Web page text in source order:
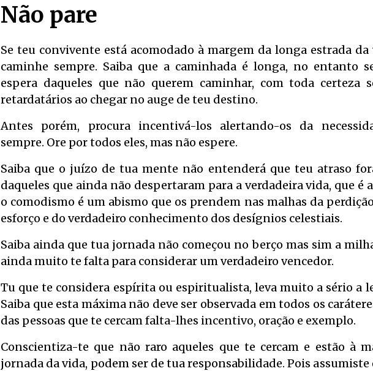
Não pare
Se teu convivente está acomodado à margem da longa estrada da
caminhe sempre. Saiba que a caminhada é longa, no entanto
espera daqueles que não querem caminhar, com toda certeza
retardatários ao chegar no auge de teu destino.
Antes porém, procura incentivá-los alertando-os da
sempre. Ore por todos eles, mas não espere.
Saiba que o juízo de tua mente não entenderá que teu atraso
daqueles que ainda não despertaram para a verdadeira vida, que é
o comodismo é um abismo que os prendem nas malhas da
esforço e do verdadeiro conhecimento dos desígnios celestiais.
Saiba ainda que tua jornada não começou no berço mas sim a
ainda muito te falta para considerar um verdadeiro vencedor.
Tu que te considera espírita ou espiritualista, leva muito a sério a
Saiba que esta máxima não deve ser observada em todos os
das pessoas que te cercam falta-lhes incentivo, oração e exemplo.
Conscientiza-te que não raro aqueles que te cercam e estão à
jornada da vida, podem ser de tua responsabilidade. Pois assumiste